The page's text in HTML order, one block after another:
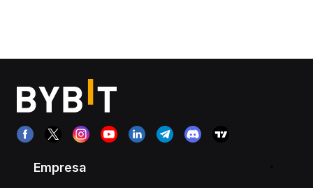
Empresa